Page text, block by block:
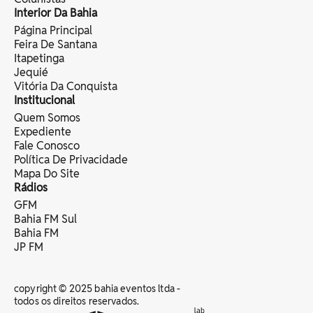
Interior Da Bahia
Página Principal
Feira De Santana
Itapetinga
Jequié
Vitória Da Conquista
Institucional
Quem Somos
Expediente
Fale Conosco
Política De Privacidade
Mapa Do Site
Rádios
GFM
Bahia FM Sul
Bahia FM
JP FM
copyright © 2025 bahia eventos ltda -
todos os direitos reservados.